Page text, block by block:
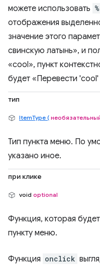
можете использовать
отображения
значение этого
свинскую латынь», и
«cool», пункт
будет «Перевести
тип
ItemType (
Тип пункта меню. По
указано иное.
при клике
void optional
Функция, которая
пункту меню.
Функция onclick